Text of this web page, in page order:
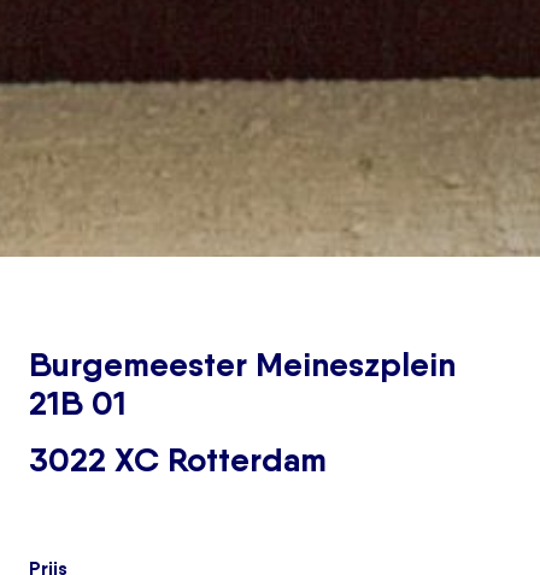
Burgemeester Meineszplein
21B 01
3022 XC Rotterdam
Prijs